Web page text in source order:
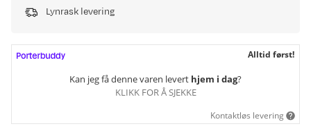
Lynrask levering
Alltid først!
Kan jeg få denne varen levert hjem i dag?
KLIKK FOR Å SJEKKE
Kontaktløs levering